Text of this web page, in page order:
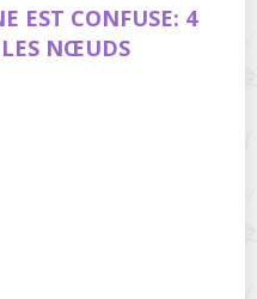
EST CONFUSE: 4
LES NŒUDS